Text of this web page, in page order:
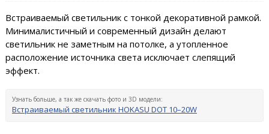
Встраиваемый светильник с тонкой декоративной рамкой.
Минималистичный и современный дизайн делают
светильник не заметным на потолке, а утопленное
расположение источника света исключает слепящий
эффект.
Узнать больше, а так же скачать фото и 3D модели:
Встраиваемый светильник HOKASU DOT 10–20W